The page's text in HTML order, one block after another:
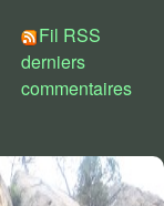
Fil RSS
derniers
commentaires